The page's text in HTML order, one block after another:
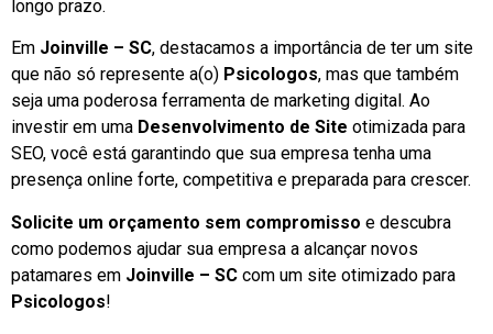
longo prazo.
Em Joinville – SC, destacamos a importância de ter um site
que não só represente a(o) Psicologos, mas que também
seja uma poderosa ferramenta de marketing digital. Ao
investir em uma Desenvolvimento de Site otimizada para
SEO, você está garantindo que sua empresa tenha uma
presença online forte, competitiva e preparada para crescer.
Solicite um orçamento sem compromisso e descubra
como podemos ajudar sua empresa a alcançar novos
patamares em Joinville – SC com um site otimizado para
Psicologos!